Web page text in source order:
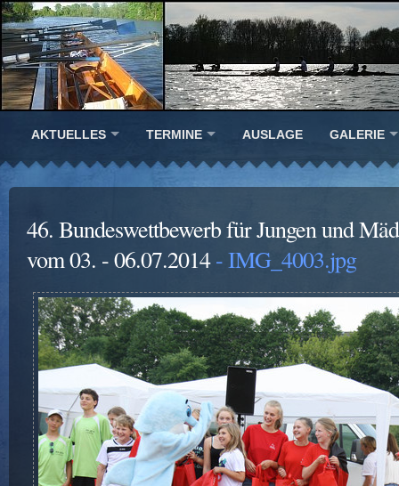
AKTUELLES TERMINE AUSLAGE GALERIE
46. Bundeswettbewerb für Jungen und
vom 03. - 06.07.2014- IMG_4003.jpg